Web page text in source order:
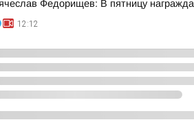
Федорищев: В пятницу
12:12